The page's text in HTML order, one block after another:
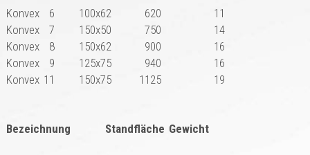
Konvex 6 100x62 620
11
Konvex
7 150x50 750
14
Konvex
8 150x62 900
16
Konvex
9 125x75 940
16
Konvex 11 150x75 1125 19
Bezeichnung Standfläche Gewicht